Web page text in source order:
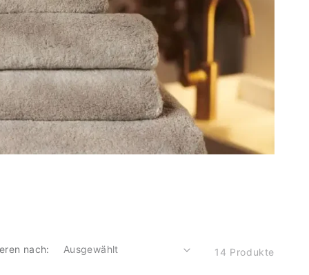
nach: 14 Produkte